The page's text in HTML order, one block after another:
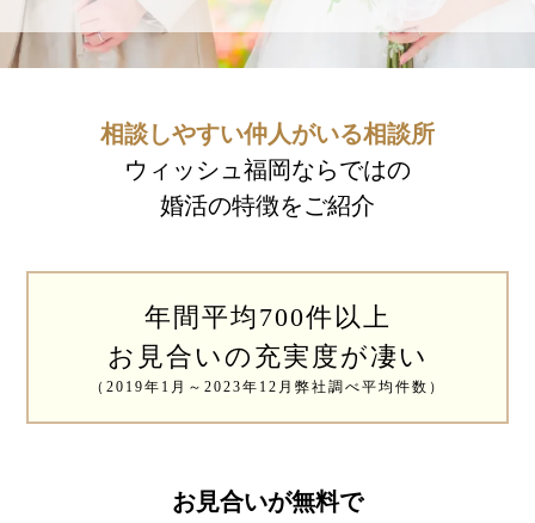
プライバシーポリシー
相談しやすい仲人がいる相談所
ウィッシュ福岡ならではの
婚活の特徴をご紹介
年間平均700件以上
お見合いの充実度が凄い
（2019年1月～2023年12月弊社調べ平均件数）
お見合いが無料で